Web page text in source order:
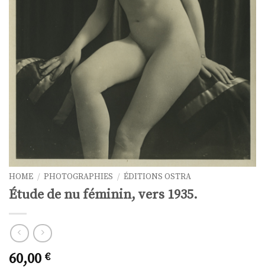
HOME / PHOTOGRAPHIES / ÉDITIONS OSTRA
Étude de nu féminin, vers 1935.
60,00 €